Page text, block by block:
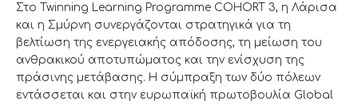
Στο Twinning Learning Programme COHORT 3, η Λάρισα
και η Σμύρνη συνεργάζονται στρατηγικά για τη
βελτίωση της ενεργειακής απόδοσης, τη μείωση του
ανθρακικού αποτυπώματος και την ενίσχυση της
πράσινης μετάβασης. Η σύμπραξη των δύο πόλεων
εντάσσεται και στην ευρωπαϊκή πρωτοβουλία Global